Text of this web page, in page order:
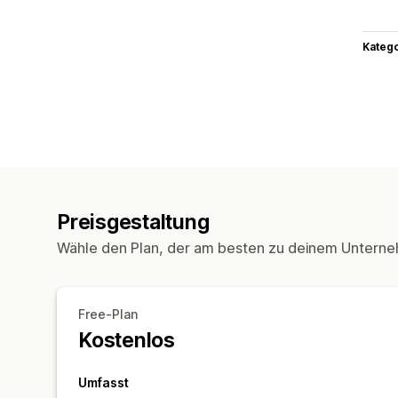
Preisgestaltung
Wähle den Plan, der am besten zu deinem
Free-Plan
Kostenlos
Umfasst